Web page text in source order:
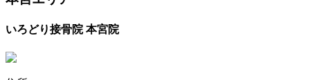
いろどり接骨院 本宮院